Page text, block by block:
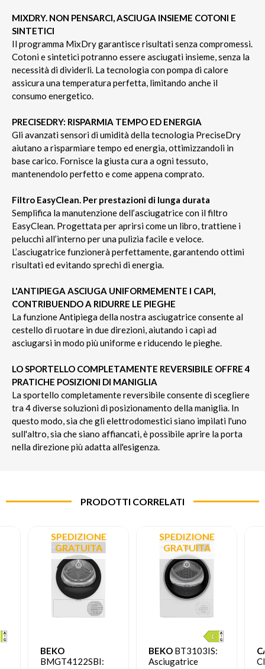
MIXDRY. NON PENSARCI, ASCIUGA INSIEME COTONI E
SINTETICI
Il programma MixDry garantisce risultati senza compromessi.
Cotoni e sintetici potranno essere asciugati insieme, senza la
necessità di dividerli. La tecnologia con pompa di calore
assicura una temperatura perfetta, limitando anche il
consumo energetico.
PRECISEDRY: RISPARMIA TEMPO ED ENERGIA
Gli avanzati sensori di umidità della tecnologia PreciseDry
aiutano a risparmiare tempo ed energia, ottimizzandoli in
base carico. Fornisce la giusta cura a ogni tessuto,
mantenendolo perfetto e come appena comprato.
Filtro EasyClean. Per prestazioni di lunga durata
Semplifica la manutenzione dell’asciugatrice con il filtro
EasyClean. Progettata per aprirsi come un libro, trattiene i
pelucchi all’interno per una pulizia facile e veloce.
L’asciugatrice funzionerà perfettamente, garantendo ottimi
risultati ed evitando sprechi di energia.
L'ANTIPIEGA ASCIUGA UNIFORMEMENTE I CAPI,
CONTRIBUENDO A RIDURRE LE PIEGHE
La funzione Antipiega della nostra asciugatrice consente al
cestello di ruotare in due direzioni, aiutando i capi ad
asciugarsi in modo più uniforme e riducendo le pieghe.
LO SPORTELLO COMPLETAMENTE REVERSIBILE OFFRE 4
PRATICHE POSIZIONI DI MANIGLIA
La sportello completamente reversibile consente di scegliere
tra 4 diverse soluzioni di posizionamento della maniglia. In
questo modo, sia che gli elettrodomestici siano impilati l'uno
sull'altro, sia che siano affiancati, è possibile aprire la porta
nella direzione più adatta all'esigenza.
PRODOTTI CORRELATI
SPEDIZIONE
GRATUITA
BEKO
BMGT4122SBI:
SPEDIZIONE
GRATUITA
BEKO BT3103IS:
Asciugatrice